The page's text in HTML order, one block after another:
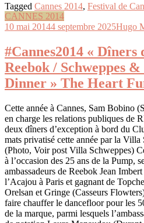
Tagged Cannes 2014, Festival de
CANNES 2014
10 mai 20144 septembre 2025Hugo
#Cannes2014 « Dîners
Reebok / Schweppes
Dinner » The Heart
Cette année à Cannes, Sam Bobino
en charge les relations publiques de
deux dîners d’exception à bord du
mats privatisé cette année par la
(Photo, Voir post Villa Schweppes)
à l’occasion des 25 ans de la Pump,
ambassadeurs de Reebok Jean
l’Acajou à Paris et gagnant de
Orelsan et Gringe (Casseurs
faire chauffer le dancefloor pour les
de la marque, parmi lesquels